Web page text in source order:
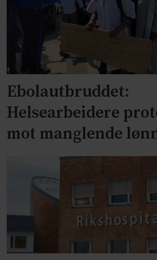
Ebolautbruddet:
Helsearbeidere
mot manglende